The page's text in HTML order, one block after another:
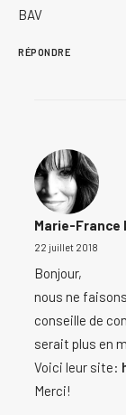
BAV
RÉPONDRE
Marie-France
22 juillet 2018
Bonjour,
nous ne
conseille de
serait plus en
Voici leur site:
Merci!